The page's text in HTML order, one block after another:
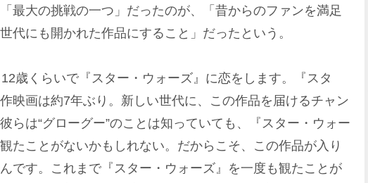
最大の挑戦の一つ」だったのが、「昔からのファンを満足
代にも開かれた作品にすること」だったという。
歳くらいで『スター・ウォーズ』に恋をします。『スタ
映画は約7年ぶり。新しい世代に、この作品を届けるチャン
らは“グローグー”のことは知っていても、『スター・ウォー
たことがないかもしれない。だからこそ、この作品が入り
です。これまで『スター・ウォーズ』を一度も観たことが